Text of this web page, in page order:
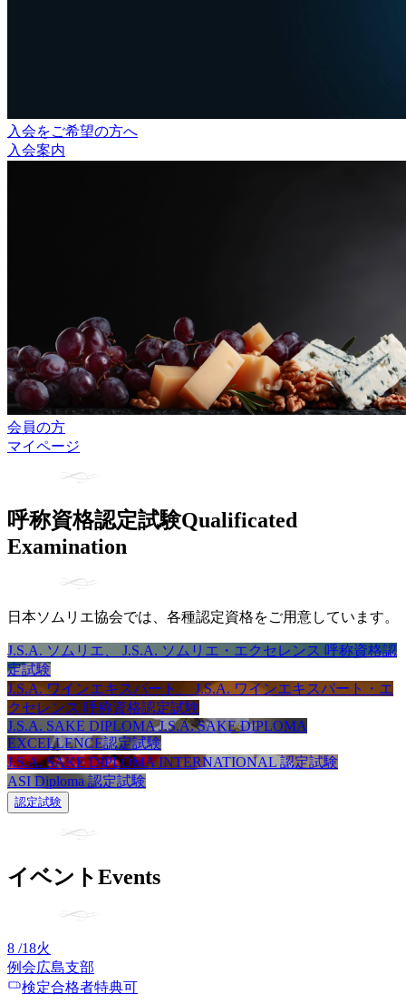
入会をご希望の方へ
入会案内
会員の方
マイページ
呼称資格認定試験Qualificated
Examination
日本ソムリエ協会では、各種認定資格をご用意しています。
J.S.A. ソムリエ、 J.S.A. ソムリエ・エクセレンス 呼称資格認
定試験
J.S.A. ワインエキスパート、 J.S.A. ワインエキスパート・エ
クセレンス 呼称資格認定試験
J.S.A. SAKE DIPLOMA J.S.A. SAKE DIPLOMA
EXCELLENCE認定試験
J.S.A. SAKE DIPLOMA INTERNATIONAL 認定試験
ASI Diploma 認定試験
認定試験
イベントEvents
8 /18火
例会広島支部
検定合格者特典可